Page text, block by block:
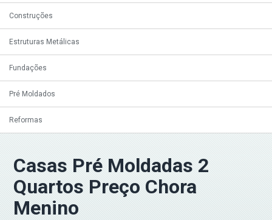
Construções
Estruturas Metálicas
Fundações
Pré Moldados
Reformas
Casas Pré Moldadas 2
Quartos Preço Chora
Menino